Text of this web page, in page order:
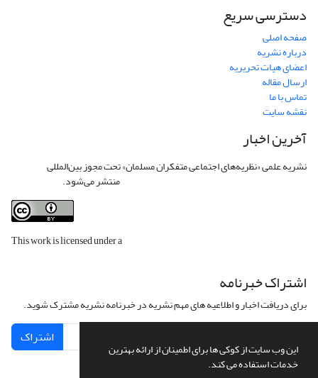
این وب سایت از کوکی ها برای اطمینان از ارائه بهترین
خدمات استفاده می کند.
دسترسی سریع
صفحه اصلی
درباره نشریه
اعضای هیات تحریریه
ارسال مقاله
تماس با ما
نقشه سایت
آخرین اخبار
نشریه علمی «نظریه‌های اجتماعی متفکران مسلمان» تحت مجوز بین‌المللی
منتشر می‌شود.
This work is licensed under a
اشتراک خبرنامه
برای دریافت اخبار و اطلاعیه های مهم نشریه در خبرنامه نشریه مشترک شوید.
اشتراک